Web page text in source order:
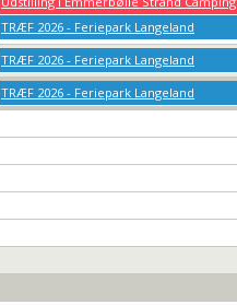
TRÆF 2026 - Feriepark Langeland
TRÆF 2026 - Feriepark Langeland
TRÆF 2026 - Feriepark Langeland